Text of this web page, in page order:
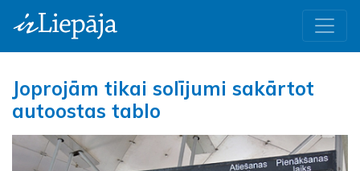
Joprojām tikai solījumi sakārtot
autoostas tablo